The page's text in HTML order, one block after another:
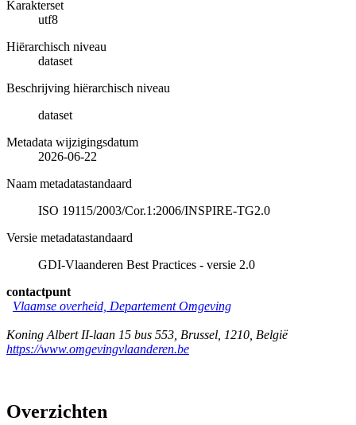
Karakterset
utf8
Hiërarchisch niveau
dataset
Beschrijving hiërarchisch niveau
dataset
Metadata wijzigingsdatum
2026-06-22
Naam metadatastandaard
ISO 19115/2003/Cor.1:2006/INSPIRE-TG2.0
Versie metadatastandaard
GDI-Vlaanderen Best Practices - versie 2.0
contactpunt
Vlaamse overheid, Departement Omgeving
Koning Albert II-laan 15 bus 553 Brussel 1210 België
https://www.omgevingvlaanderen.be
Overzichten